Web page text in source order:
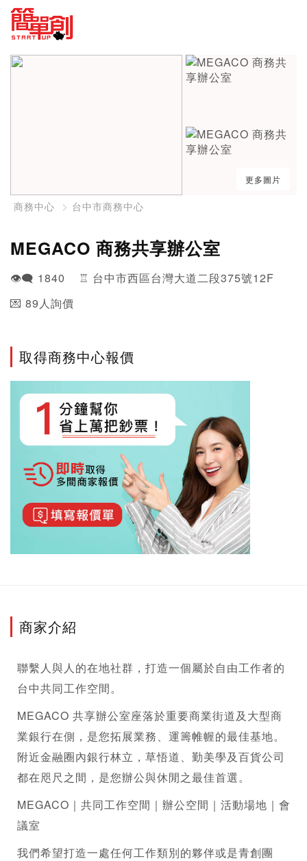
更多圖片
商務中心 台中市商務中心
MEGACO 商務共享辦公室
👁️‍🗨️ 1840 ♖ 台中市西區台灣大道二段375號12F
💌 89人詢價
取得商務中心報價
商家介紹
聯繫人與人的在地社群，打造一個屬於自由工作者的
台中共同工作空間。
MEGACO 共享辦公室座落於重要商業街道及大型商
業銀行在側，是您拓展業務、運籌帷幄的最佳基地。
附近金融圈內銀行林立，草悟道、勤美學及百貨公司
都在咫尺之間，是您辦公與休閒之最佳首選。
MEGACO｜共同工作空間｜辦公空間｜活動場地｜會
議室
我們希望打造一處任何工作類別的夥伴或是青創團